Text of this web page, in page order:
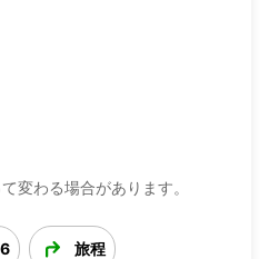
変わる場合があります。
旅程